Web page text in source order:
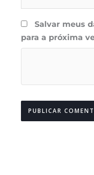
Salvar meus
para a próxima